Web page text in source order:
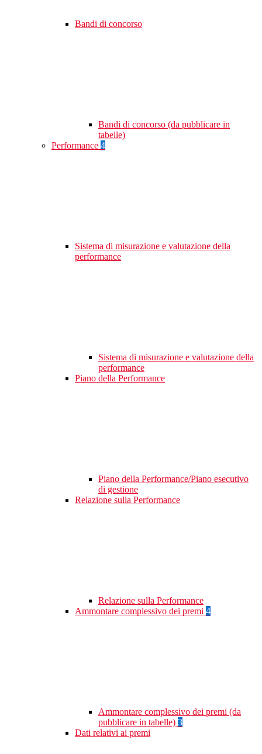
Bandi di concorso
Bandi di concorso (da pubblicare in
tabelle)
Performance 4
Sistema di misurazione e valutazione della
performance
Sistema di misurazione e valutazione della
performance
Piano della Performance
Piano della Performance/Piano esecutivo
di gestione
Relazione sulla Performance
Relazione sulla Performance
Ammontare complessivo dei premi 4
Ammontare complessivo dei premi (da
pubblicare in tabelle) 3
Dati relativi ai premi